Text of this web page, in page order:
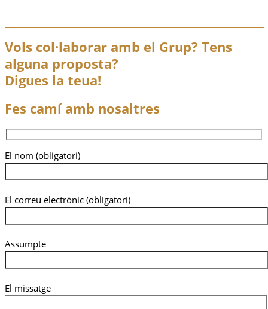
Vols col·laborar amb el Grup? Tens
alguna proposta?
Digues la teua!
Fes camí amb nosaltres
El nom (obligatori)
El correu electrònic (obligatori)
Assumpte
El missatge